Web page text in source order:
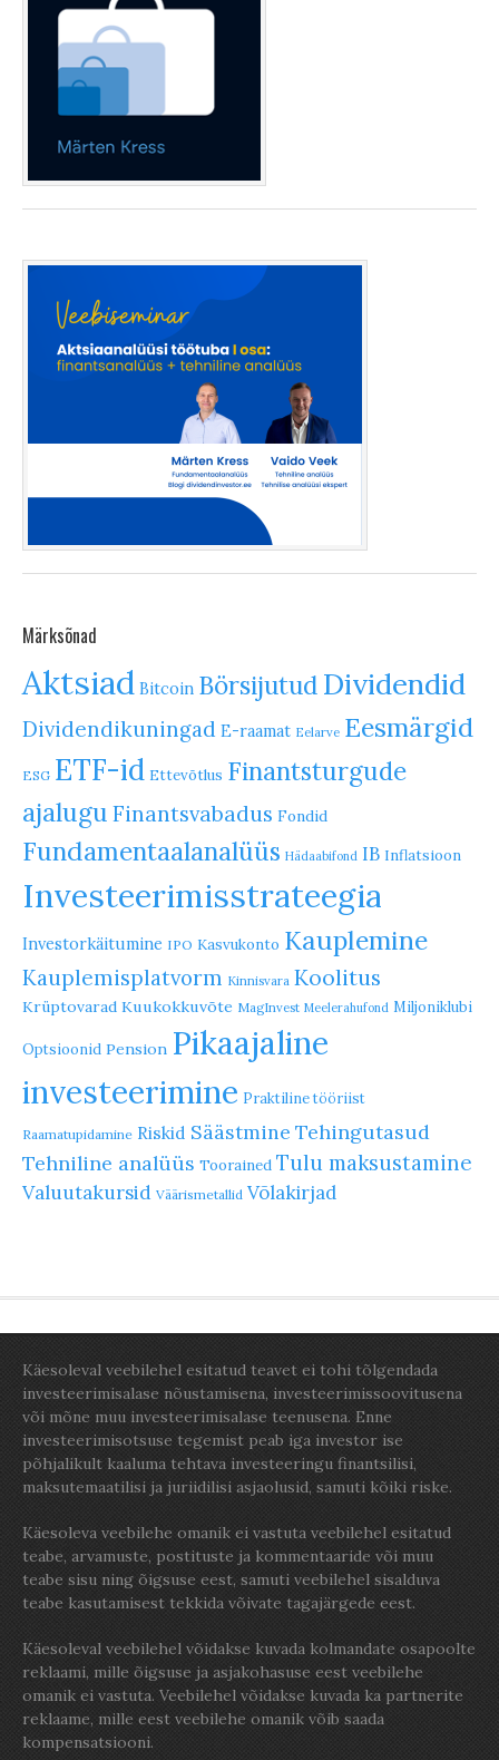
Märksõnad
Aktsiad Bitcoin Börsijutud Dividendid
Dividendikuningad E-raamat Eelarve Eesmärgid
ESG ETF-id Ettevõtlus Finantsturgude
ajalugu Finantsvabadus Fondid
Fundamentaalanalüüs Hädaabifond IB Inflatsioon
Investeerimisstrateegia
Investorkäitumine IPO Kasvukonto Kauplemine
Kauplemisplatvorm Kinnisvara Koolitus
Krüptovarad Kuukokkuvõte MagInvest Meelerahufond Miljoniklubi
Optsioonid Pension Pikaajaline
investeerimine Praktiline tööriist
Raamatupidamine Riskid Säästmine Tehingutasud
Tehniline analüüs Toorained Tulu maksustamine
Valuutakursid Väärismetallid Võlakirjad
Käesoleval veebilehel esitatud teavet ei tohi tõlgendada
investeerimisalase nõustamisena, investeerimissoovitusena
või mõne muu investeerimisalase teenusena. Enne
investeerimisotsuse tegemist peab iga investor ise
põhjalikult kaaluma tehtava investeeringu finantsilisi,
maksutemaatilisi ja juriidilisi asjaolusid, samuti kõiki riske.
Käesoleva veebilehe omanik ei vastuta veebilehel esitatud
teabe, arvamuste, postituste ja kommentaaride või muu
teabe sisu ning õigsuse eest, samuti veebilehel sisalduva
teabe kasutamisest tekkida võivate tagajärgede eest.
Käesoleval veebilehel võidakse kuvada kolmandate osapoolte
reklaami, mille õigsuse ja asjakohasuse eest veebilehe
omanik ei vastuta. Veebilehel võidakse kuvada ka partnerite
reklaame, mille eest veebilehe omanik võib saada
kompensatsiooni.